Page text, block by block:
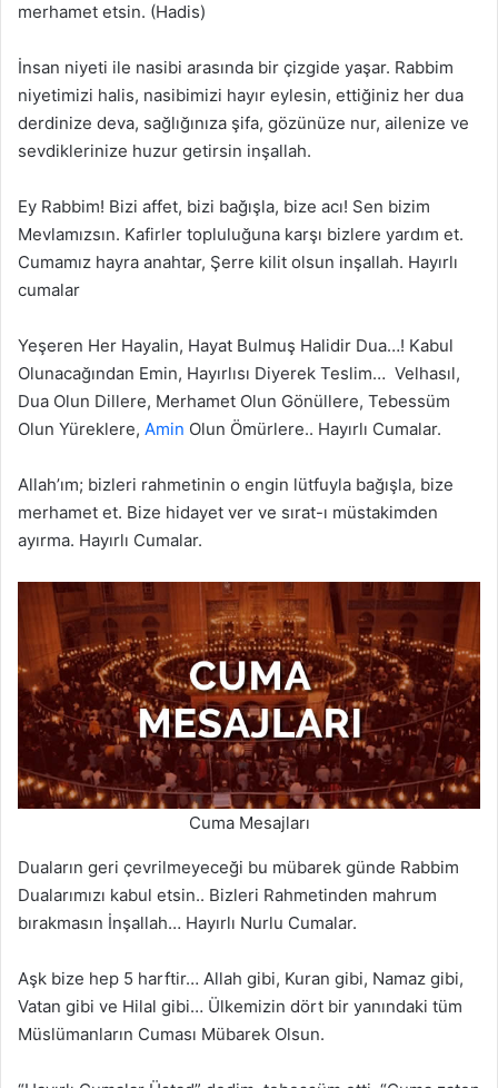
merhamet etsin. (Hadis)
İnsan niyeti ile nasibi arasında bir çizgide yaşar. Rabbim
niyetimizi halis, nasibimizi hayır eylesin, ettiğiniz her dua
derdinize deva, sağlığınıza şifa, gözünüze nur, ailenize ve
sevdiklerinize huzur getirsin inşallah.
Ey Rabbim! Bizi affet, bizi bağışla, bize acı! Sen bizim
Mevlamızsın. Kafirler topluluğuna karşı bizlere yardım et.
Cumamız hayra anahtar, Şerre kilit olsun inşallah. Hayırlı
cumalar
Yeşeren Her Hayalin, Hayat Bulmuş Halidir Dua…! Kabul
Olunacağından Emin, Hayırlısı Diyerek Teslim… Velhasıl,
Dua Olun Dillere, Merhamet Olun Gönüllere, Tebessüm
Olun Yüreklere, Amin Olun Ömürlere.. Hayırlı Cumalar.
Allah’ım; bizleri rahmetinin o engin lütfuyla bağışla, bize
merhamet et. Bize hidayet ver ve sırat-ı müstakimden
ayırma. Hayırlı Cumalar.
Cuma Mesajları
Duaların geri çevrilmeyeceği bu mübarek günde Rabbim
Dualarımızı kabul etsin.. Bizleri Rahmetinden mahrum
bırakmasın İnşallah… Hayırlı Nurlu Cumalar.
Aşk bize hep 5 harftir… Allah gibi, Kuran gibi, Namaz gibi,
Vatan gibi ve Hilal gibi… Ülkemizin dört bir yanındaki tüm
Müslümanların Cuması Mübarek Olsun.